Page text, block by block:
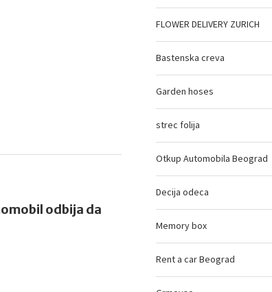
odbija da
FLOWER DELIVERY ZURICH
Bastenska creva
Garden hoses
strec folija
Otkup Automobila Beograd
Decija odeca
Memory box
Rent a car Beograd